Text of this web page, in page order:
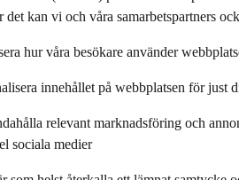
Kontakta oss gärna för mer
det kan vi och våra samarbetspartners
hur våra besökare använder
innehållet på webbplatsen för just
relevant marknadsföring och
sociala medier